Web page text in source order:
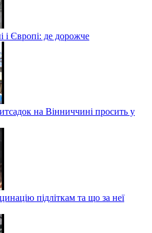
і Європі: де дорожче
на Вінниччині просить у
підліткам та що за неї